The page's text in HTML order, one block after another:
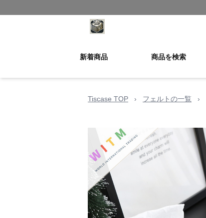
新着商品 商品を検索
Tiscase TOP › フェルトの一覧 ›